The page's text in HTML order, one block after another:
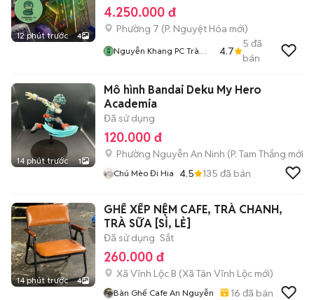
12 phút trước 4
4.250.000 đ
Phường 7 (P. Nguyệt Hóa mới)
Nguyễn Khang PC Trà
4.7
5 đã
bán
14 phút trước 1
Mô hình Bandai Deku My Hero
Academia
Đã sử dụng
120.000 đ
Phường Nguyễn An Ninh (P. Tam Thắng mới)
Chú Mèo Đi Hia 4.5 135 đã bán
14 phút trước 4
GHẾ XẾP NỆM CAFE, TRÀ CHANH,
TRÀ SỮA [SỈ, LẺ]
Đã sử dụng Sắt
260.000 đ
Xã Vĩnh Lộc B (Xã Tân Vĩnh Lộc mới)
Bàn Ghế Cafe An Nguyễn 16 đã bán